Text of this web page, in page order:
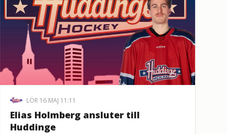
LÖR 16 MAJ 11:11
Elias Holmberg ansluter till
Huddinge